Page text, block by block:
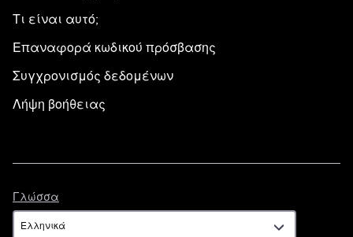
Τι είναι αυτό;
Επαναφορά κωδικού πρόσβασης
Συγχρονισμός δεδομένων
Λήψη βοήθειας
Γλώσσα